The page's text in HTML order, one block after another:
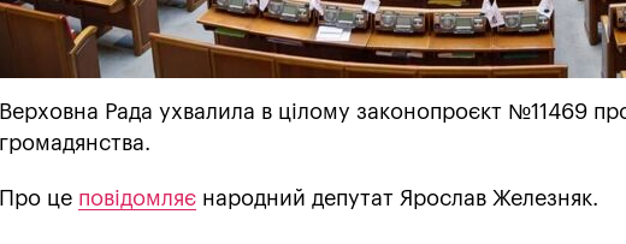
Верховна Рада ухвалила в цілому законопроєкт №11469
громадянства.
Про це повідомляє народний депутат Ярослав Железняк.